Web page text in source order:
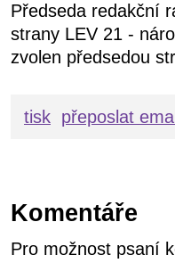
Předseda redakční
strany LEV 21 -
zvolen předsedou
tisk přeposlat
Komentáře
Pro možnost psaní